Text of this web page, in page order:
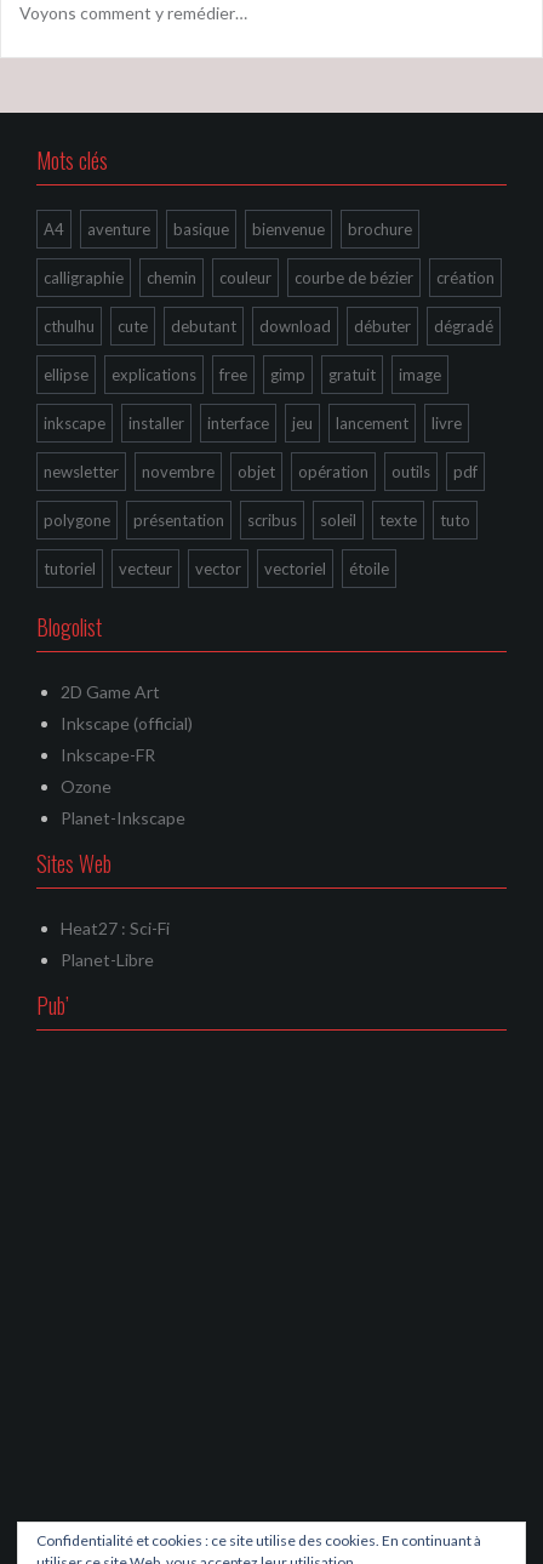
Voyons comment y remédier…
Mots clés
A4 aventure basique bienvenue brochure
calligraphie chemin couleur courbe de bézier création
cthulhu cute debutant download débuter dégradé
ellipse explications free gimp gratuit image
inkscape installer interface jeu lancement livre
newsletter novembre objet opération outils pdf
polygone présentation scribus soleil texte tuto
tutoriel vecteur vector vectoriel étoile
Blogolist
2D Game Art
Inkscape (official)
Inkscape-FR
Ozone
Planet-Inkscape
Sites Web
Heat27 : Sci-Fi
Planet-Libre
Pub’
Confidentialité et cookies : ce site utilise des cookies. En continuant à